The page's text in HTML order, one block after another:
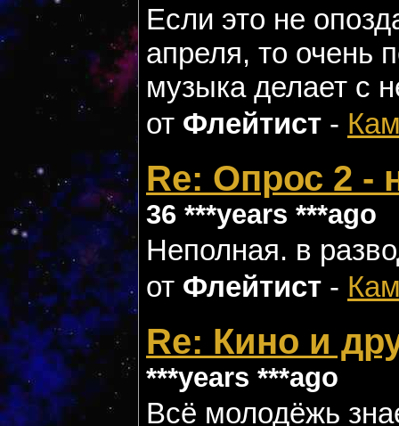
Если это не
апреля, то очень
музыка делает с
от Флейтист -
Re: Опрос 2 -
36 ***years ***ago
Неполная. в
от Флейтист -
Re: Кино и
***years ***ago
Всё молодёжь